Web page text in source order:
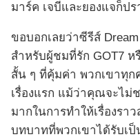
มาร์ค เจบีและยองแจก็ป
ขอบอกเลยว่าซีรีส์
สำหรับผู้ชมที่รัก GOT7
สั้น ๆ ที่คุ้มค่า พวกเขาทุ
เรื่องแรก แม้ว่าคุณจะไม่
มากในการทำให้เรื่องร
บทบาทที่พวกเขาได้รับเ